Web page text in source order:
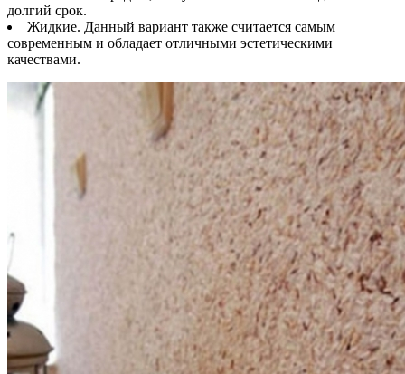
долгий срок.
Жидкие. Данный вариант также считается самым
современным и обладает отличными эстетическими
качествами.